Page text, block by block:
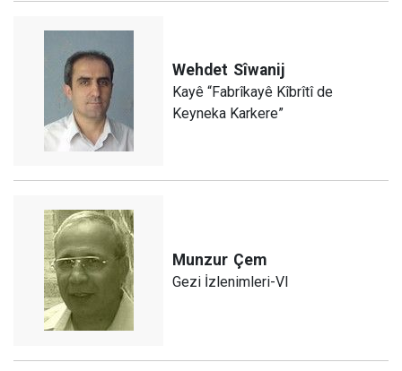
Wehdet Sîwanij
Kayê “Fabrîkayê Kîbrîtî de
Keyneka Karkere”
Munzur Çem
Gezi İzlenimleri-VI